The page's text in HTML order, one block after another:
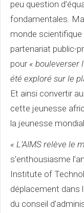
peu question
fondamentales.
monde
partenariat public-
pour « bouleverser
été exploré sur le
Et ainsi convertir
cette jeunesse
la jeunesse
« L’AIMS relève le
s’enthousiasme
Institute of
déplacement dans
du conseil